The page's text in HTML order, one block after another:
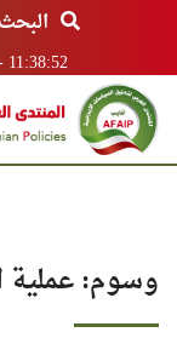
البحث
وسوم: عملية